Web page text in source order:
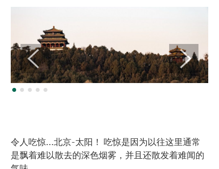
令人吃惊…北京-太阳！ 吃惊是因为以往这里通常
是飘着难以散去的深色烟雾，并且还散发着难闻的